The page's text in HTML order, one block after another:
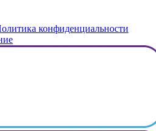
конфиденциальности